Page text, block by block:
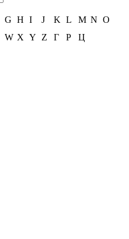
G H I J K L M N O
W X Y Z Г Р Ц